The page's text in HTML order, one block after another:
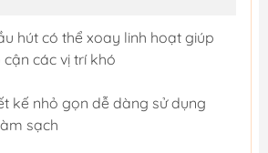
hút có thể xoay linh hoạt giúp
cận các vị trí khó
kế nhỏ gọn dễ dàng sử dụng
sạch